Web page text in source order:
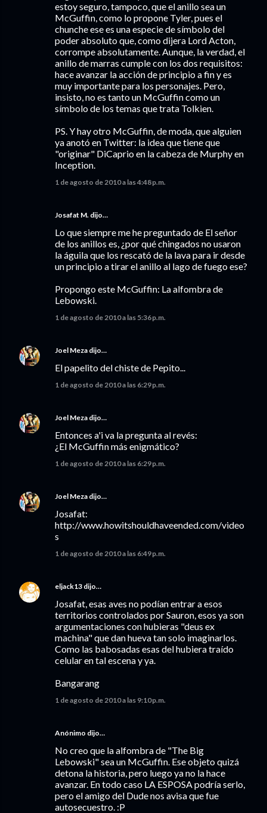
estoy seguro, tampoco, que el anillo sea un
McGuffin, como lo propone Tyler, pues el
chunche ese es una especie de símbolo del
poder absoluto que, como dijera Lord Acton,
corrompe absolutamente. Aunque, la verdad, el
anillo de marras cumple con los dos requisitos:
hace avanzar la acción de principio a fin y es
muy importante para los personajes. Pero,
insisto, no es tanto un McGuffin como un
símbolo de los temas que trata Tolkien.
PS. Y hay otro McGuffin, de moda, que alguien
ya anotó en Twitter: la idea que tiene que
"originar" DiCaprio en la cabeza de Murphy en
Inception.
1 de agosto de 2010 a las 4:48 p.m.
Josafat M. dijo…
Lo que siempre me he preguntado de El señor
de los anillos es, ¿por qué chingados no usaron
la águila que los rescató de la lava para ir desde
un principio a tirar el anillo al lago de fuego ese?
Propongo este McGuffin: La alfombra de
Lebowski.
1 de agosto de 2010 a las 5:36 p.m.
Joel Meza dijo…
El papelito del chiste de Pepito...
1 de agosto de 2010 a las 6:29 p.m.
Joel Meza dijo…
Entonces a'i va la pregunta al revés:
¿El McGuffin más enigmático?
1 de agosto de 2010 a las 6:29 p.m.
Joel Meza dijo…
Josafat:
http://www.howitshouldhaveended.com/video
s
1 de agosto de 2010 a las 6:49 p.m.
eljack13 dijo…
Josafat, esas aves no podían entrar a esos
territorios controlados por Sauron, esos ya son
argumentaciones con hubieras "deus ex
machina" que dan hueva tan solo imaginarlos.
Como las babosadas esas del hubiera traído
celular en tal escena y ya.
Bangarang
1 de agosto de 2010 a las 9:10 p.m.
Anónimo dijo…
No creo que la alfombra de "The Big
Lebowski" sea un McGuffin. Ese objeto quizá
detona la historia, pero luego ya no la hace
avanzar. En todo caso LA ESPOSA podría serlo,
pero el amigo del Dude nos avisa que fue
autosecuestro. :P